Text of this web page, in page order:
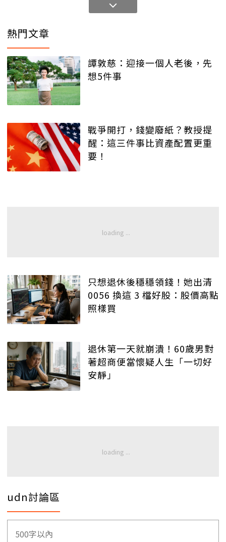
熱門文章
譚敦慈：迎接一個人老後，先
想5件事
戰爭開打，錢變廢紙？教授提
醒：這三件事比資產配置更重
要！
只想退休後穩穩領錢！她出清
0056 換這 3 檔好股：股價高點
照樣買
退休第一天就崩潰！60歲男對
著超商便當懷疑人生「一切好
安靜」
udn討論區